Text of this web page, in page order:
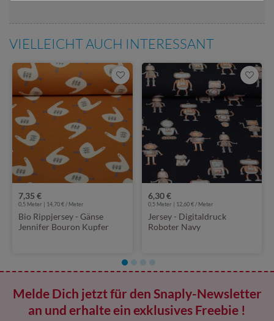
VIELLEICHT AUCH INTERESSANT
7,35 €
0,5 Meter | 14,70 € / Meter
Bio Rippjersey - Gänse
Jennifer Bouron Kupfer
6,30 €
0,5 Meter | 12,60 € / Meter
Jersey - Digitaldruck
Roboter Navy
Melde Dich jetzt für den Snaply-Newsletter
an und erhalte ein exklusives Freebie !